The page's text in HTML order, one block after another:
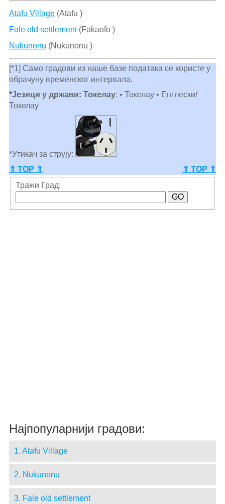
Atafu Village(Atafu )
Fale old settlement(Fakaofo )
Nukunonu (Nukunonu )
[*1] Само градови из наше базе података се користе у
обрачуну временског интервала.
*Језици у држави: Токелау: • Токелау • Енглески/
Токелау
*Утикач за струју:
⇑ TOP ⇑
⇑ TOP ⇑
Тражи Град:
Најпопуларнији градови:
1. Atafu Village
2. Nukunonu
3. Fale old settlement